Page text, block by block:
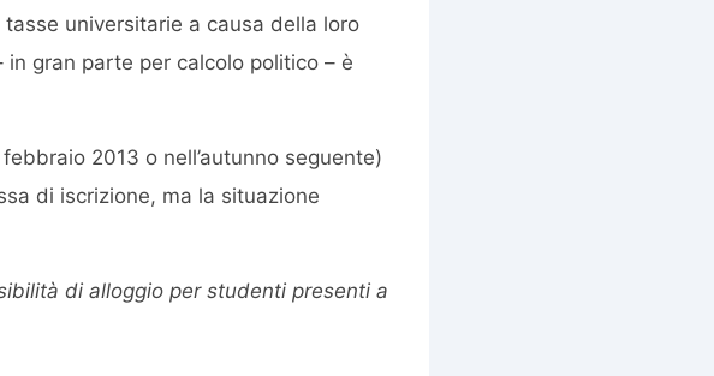
universitarie a causa della loro
gran parte per calcolo politico – è
2013 o nell’autunno seguente)
di iscrizione, ma la situazione
di alloggio per studenti presenti a